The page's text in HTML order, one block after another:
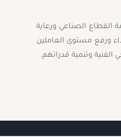
القطاع الصناعي ورعاية
ورفع مستوى العاملين
الفنية وتنمية قدراتهم.